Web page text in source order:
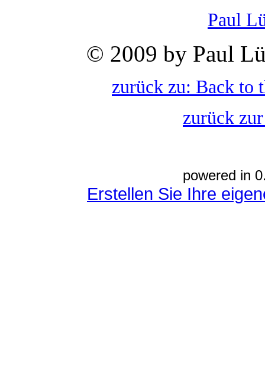
Paul
© 2009 by Paul
zurück zu: Back to
zurück
powered in
Erstellen Sie Ihre